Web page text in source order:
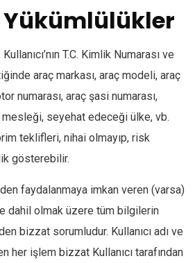
Yükümlülükler
T.C. Kimlik Numarası ve
araç markası, araç modeli, araç
numarası, araç şasi numarası,
seyehat edeceği ülke, vb.
teklifleri, nihai olmayıp, risk
gösterebilir.
faydalanmaya imkan veren (varsa)
dahil olmak üzere tüm bilgilerin
bizzat sorumludur. Kullanıcı adı ve
her işlem bizzat Kullanıcı tarafından